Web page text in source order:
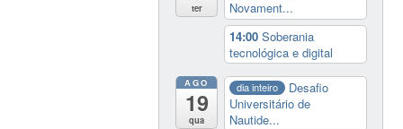
ter
Novament...
14:00Soberania
tecnológica e digital
AGO
19
qua
dia inteiro
Desafio
Universitário de
Nautide...